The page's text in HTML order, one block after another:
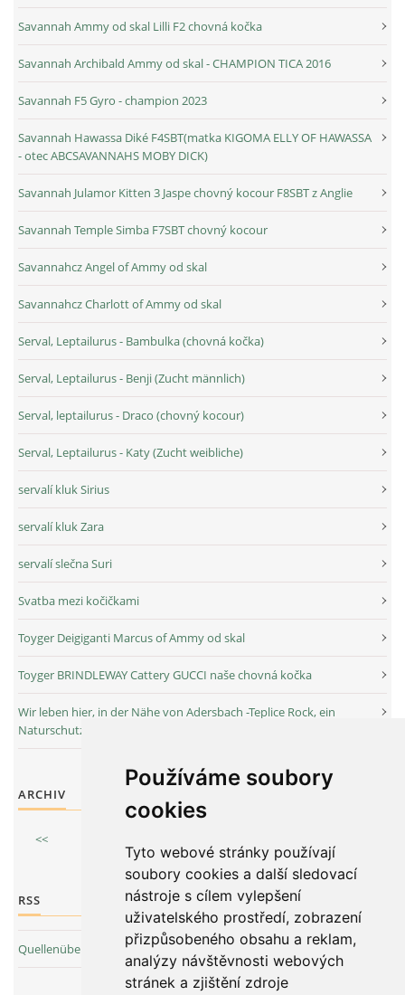
Používáme soubory
cookies
Tyto webové stránky používají
soubory cookies a další sledovací
nástroje s cílem vylepšení
uživatelského prostředí, zobrazení
přizpůsobeného obsahu a reklam,
analýzy návštěvnosti webových
stránek a zjištění zdroje
Savannah Ammy od skal Lilli F2 chovná kočka
Savannah Archibald Ammy od skal - CHAMPION TICA 2016
Savannah F5 Gyro - champion 2023
Savannah Hawassa Diké F4SBT(matka KIGOMA ELLY OF HAWASSA
- otec ABCSAVANNAHS MOBY DICK)
Savannah Julamor Kitten 3 Jaspe chovný kocour F8SBT z Anglie
Savannah Temple Simba F7SBT chovný kocour
Savannahcz Angel of Ammy od skal
Savannahcz Charlott of Ammy od skal
Serval, Leptailurus - Bambulka (chovná kočka)
Serval, Leptailurus - Benji (Zucht männlich)
Serval, leptailurus - Draco (chovný kocour)
Serval, Leptailurus - Katy (Zucht weibliche)
servalí kluk Sirius
servalí kluk Zara
servalí slečna Suri
Svatba mezi kočičkami
Toyger Deigiganti Marcus of Ammy od skal
Toyger BRINDLEWAY Cattery GUCCI naše chovná kočka
Wir leben hier, in der Nähe von Adersbach -Teplice Rock, ein
Naturschutzgebiet
ARCHIV
<<
RSS
Quellenübersicht